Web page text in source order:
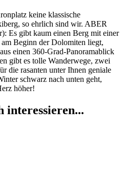
keine klassische
so ehrlich sind wir. ABER
Es gibt kaum einen Berg mit einer
am Beginn der Dolomiten liegt,
einen 360-Grad-Panoramablick
gibt es tolle Wanderwege, zwei
die rasanten unter Ihnen geniale
schwarz nach unten geht,
höher!
interessieren...